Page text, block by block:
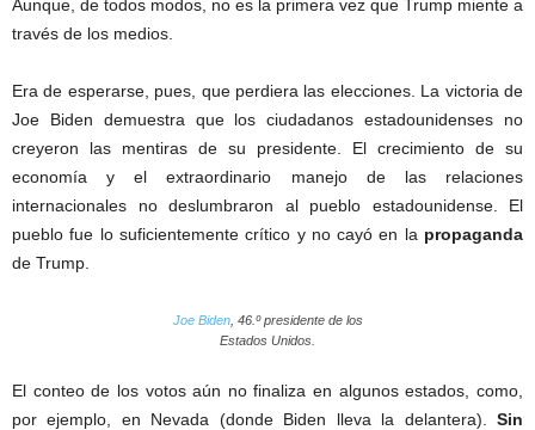
Aunque, de todos modos, no es la primera vez que Trump miente a
través de los medios.
Era de esperarse, pues, que perdiera las elecciones. La victoria de
Joe Biden demuestra que los ciudadanos estadounidenses no
creyeron las mentiras de su presidente. El crecimiento de su
economía y el extraordinario manejo de las relaciones
internacionales no deslumbraron al pueblo estadounidense. El
pueblo fue lo suficientemente crítico y no cayó en la propaganda
de Trump.
Joe Biden, 46.º presidente de los
Estados Unidos.
El conteo de los votos aún no finaliza en algunos estados, como,
por ejemplo, en Nevada (donde Biden lleva la delantera). Sin